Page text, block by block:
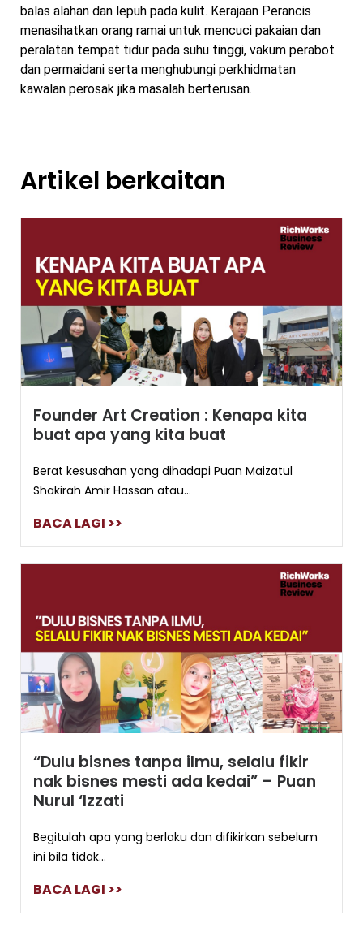
balas alahan dan lepuh pada kulit. Kerajaan Perancis
menasihatkan orang ramai untuk mencuci pakaian dan
peralatan tempat tidur pada suhu tinggi, vakum perabot
dan permaidani serta menghubungi perkhidmatan
kawalan perosak jika masalah berterusan.
Artikel berkaitan
Founder Art Creation : Kenapa kita
buat apa yang kita buat
Berat kesusahan yang dihadapi Puan Maizatul
Shakirah Amir Hassan atau...
BACA LAGI >>
“Dulu bisnes tanpa ilmu, selalu fikir
nak bisnes mesti ada kedai” – Puan
Nurul ‘Izzati
Begitulah apa yang berlaku dan difikirkan sebelum
ini bila tidak...
BACA LAGI >>